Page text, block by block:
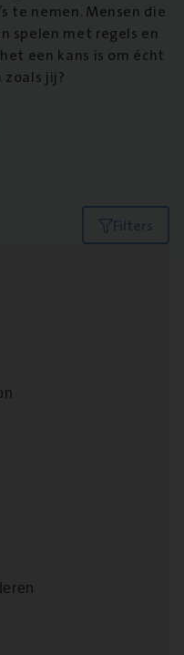
te nemen. Mensen die
spelen met regels en
een kans is om écht
jij?
Filters
— Soci­al